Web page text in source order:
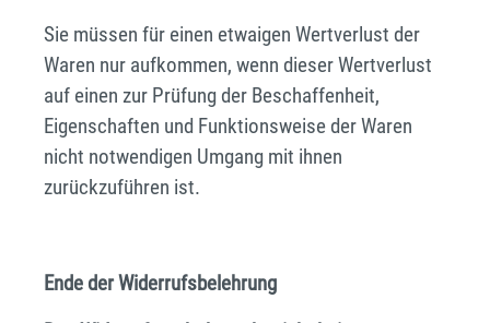
Sie müssen für einen etwaigen Wertverlust der
Waren nur aufkommen, wenn dieser Wertverlust
auf einen zur Prüfung der Beschaffenheit,
Eigenschaften und Funktionsweise der Waren
nicht notwendigen Umgang mit ihnen
zurückzuführen ist.
Ende der Widerrufsbelehrung